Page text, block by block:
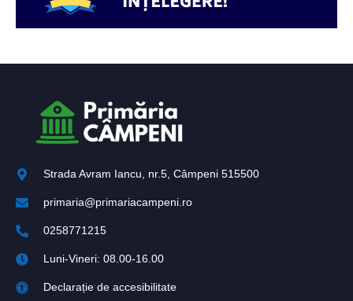
Strada Avram Iancu, nr.5, Câmpeni 515500
primaria@primariacampeni.ro
0258771215
Luni-Vineri: 08.00-16.00
Declarație de accesibilitate